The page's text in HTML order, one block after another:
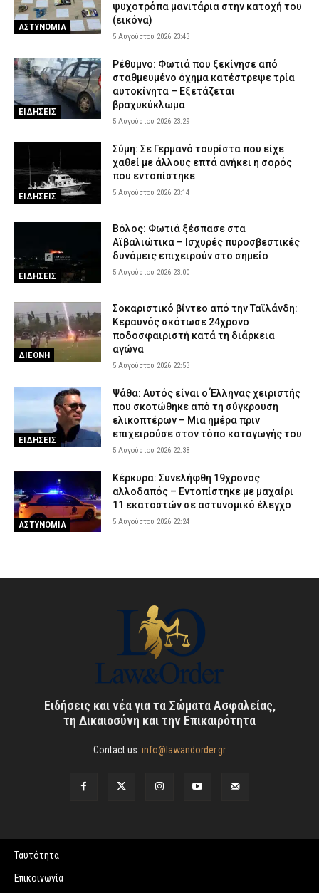
ΑΣΤΥΝΟΜΙΑ
ψυχοτρόπα μανιτάρια στην κατοχή του
(εικόνα)
5 Αυγούστου 2026 23:43
ΕΙΔΗΣΕΙΣ
Ρέθυμνο: Φωτιά που ξεκίνησε από
σταθμευμένο όχημα κατέστρεψε τρία
αυτοκίνητα – Εξετάζεται
βραχυκύκλωμα
5 Αυγούστου 2026 23:29
ΕΙΔΗΣΕΙΣ
Σύμη: Σε Γερμανό τουρίστα που είχε
χαθεί με άλλους επτά ανήκει η σορός
που εντοπίστηκε
5 Αυγούστου 2026 23:14
ΕΙΔΗΣΕΙΣ
Βόλος: Φωτιά ξέσπασε στα
Αϊβαλιώτικα – Ισχυρές πυροσβεστικές
δυνάμεις επιχειρούν στο σημείο
5 Αυγούστου 2026 23:00
ΔΙΕΘΝΗ
Σοκαριστικό βίντεο από την Ταϊλάνδη:
Κεραυνός σκότωσε 24χρονο
ποδοσφαιριστή κατά τη διάρκεια
αγώνα
5 Αυγούστου 2026 22:53
ΕΙΔΗΣΕΙΣ
Ψάθα: Αυτός είναι ο Έλληνας χειριστής
που σκοτώθηκε από τη σύγκρουση
ελικοπτέρων – Μια ημέρα πριν
επιχειρούσε στον τόπο καταγωγής του
5 Αυγούστου 2026 22:38
ΑΣΤΥΝΟΜΙΑ
Κέρκυρα: Συνελήφθη 19χρονος
αλλοδαπός – Εντοπίστηκε με μαχαίρι
11 εκατοστών σε αστυνομικό έλεγχο
5 Αυγούστου 2026 22:24
Ειδήσεις και νέα για τα Σώματα Ασφαλείας,
τη Δικαιοσύνη και την Επικαιρότητα
Contact us: info@lawandorder.gr
Ταυτότητα
Επικοινωνία